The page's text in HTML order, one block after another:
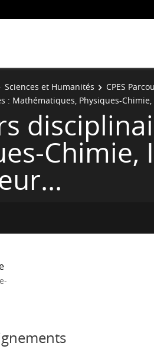
Sciences et Humanités
CPES
: Mathématiques, Physiques-